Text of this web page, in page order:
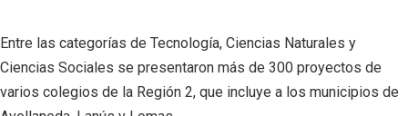
Entre las categorías de Tecnología, Ciencias Naturales y
Ciencias Sociales se presentaron más de 300 proyectos de
varios colegios de la Región 2, que incluye a los municipios de